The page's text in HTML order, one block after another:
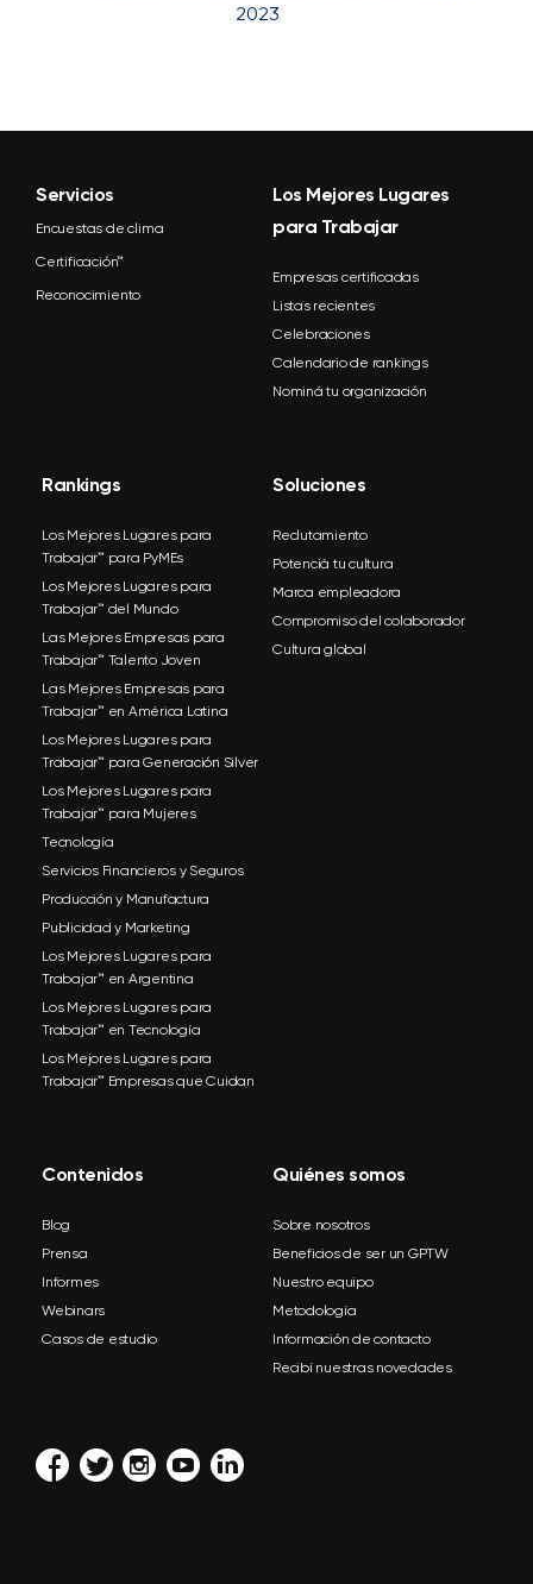
2023
Servicios
Encuestas de clima
Certificación™
Reconocimiento
Los Mejores Lugares
para Trabajar
Empresas certificadas
Listas recientes
Celebraciones
Calendario de rankings
Nominá tu organización
Rankings
Los Mejores Lugares para
Trabajar™ para PyMEs
Los Mejores Lugares para
Trabajar™ del Mundo
Las Mejores Empresas para
Trabajar™ Talento Joven
Las Mejores Empresas para
Trabajar™ en América Latina
Los Mejores Lugares para
Trabajar™ para Generación Silver
Los Mejores Lugares para
Trabajar™ para Mujeres
Tecnología
Servicios Financieros y Seguros
Producción y Manufactura
Publicidad y Marketing
Los Mejores Lugares para
Trabajar™ en Argentina
Los Mejores Lugares para
Trabajar™ en Tecnología
Los Mejores Lugares para
Trabajar™ Empresas que Cuidan
Soluciones
Reclutamiento
Potenciá tu cultura
Marca empleadora
Compromiso del colaborador
Cultura global
Contenidos
Blog
Prensa
Informes
Webinars
Casos de estudio
Quiénes somos
Sobre nosotros
Beneficios de ser un GPTW
Nuestro equipo
Metodología
Información de contacto
Recibí nuestras novedades